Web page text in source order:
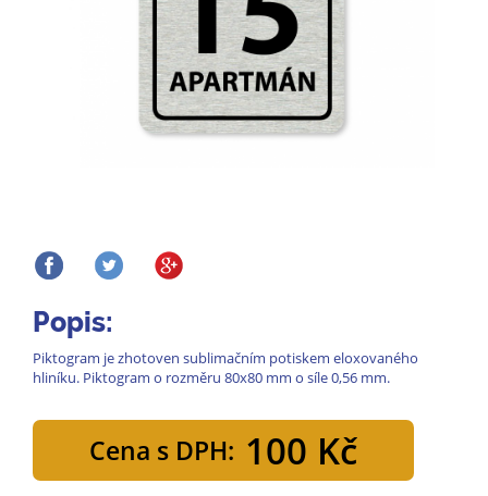
Popis:
Piktogram je zhotoven sublimačním potiskem eloxovaného
hliníku. Piktogram o rozměru 80x80 mm o síle 0,56 mm.
Cena s DPH: 100 Kč